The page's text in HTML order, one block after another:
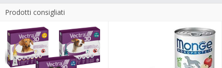
Prodotti consigliati